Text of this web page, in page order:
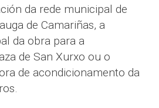
da rede municipal de
de Camariñas, a
da obra para a
de San Xurxo ou o
de acondicionamento da